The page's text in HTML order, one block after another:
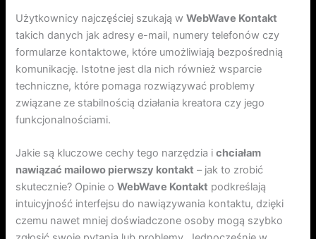
Użytkownicy najczęściej szukają wWebWave Kontakt
takich danych jak adresy e-mail, numery telefonów czy
formularze kontaktowe, które umożliwiają bezpośrednią
komunikację. Istotne jest dla nich również wsparcie
techniczne, które pomaga rozwiązywać problemy
związane ze stabilnością działania kreatora czy jego
funkcjonalnościami.
Jakie są kluczowe cechy tego narzędzia ichciałam
nawiązać mailowo pierwszy kontakt – jak to zrobić
skutecznie? Opinie oWebWave Kontakt podkreślają
intuicyjność interfejsu do nawiązywania kontaktu, dzięki
czemu nawet mniej doświadczone osoby mogą szybko